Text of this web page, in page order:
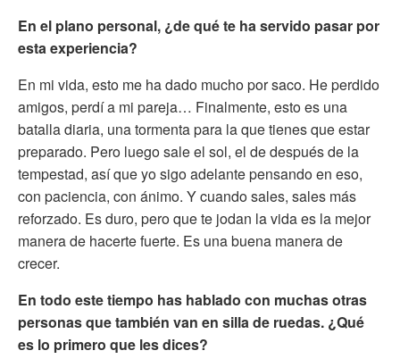
En el plano personal, ¿de qué te ha servido pasar por
esta experiencia?
En mi vida, esto me ha dado mucho por saco. He perdido
amigos, perdí a mi pareja… Finalmente, esto es una
batalla diaria, una tormenta para la que tienes que estar
preparado. Pero luego sale el sol, el de después de la
tempestad, así que yo sigo adelante pensando en eso,
con paciencia, con ánimo. Y cuando sales, sales más
reforzado. Es duro, pero que te jodan la vida es la mejor
manera de hacerte fuerte. Es una buena manera de
crecer.
En todo este tiempo has hablado con muchas otras
personas que también van en silla de ruedas. ¿Qué
es lo primero que les dices?